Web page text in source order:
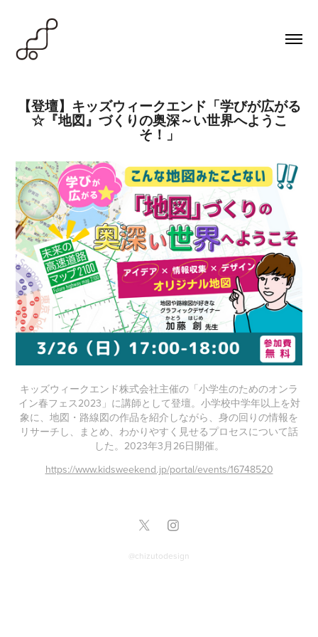
【登壇】キッズウィークエンド「学びが広がる
☆『地図』づくりの奥深～い世界へようこ
そ！」
キッズウィークエンド株式会社主催の「小学生のためのオンラ
イン春フェス2023」に講師として登壇。小学校中学年以上を対
象に、地図・路線図の作品を紹介しながら、身の回りの情報を
リサーチし、まとめ、わかりやすく見せるプロセスについて話
した。2023年3月26日開催。
https://www.kidsweekend.jp/portal/events/16748520
@chizutodesign